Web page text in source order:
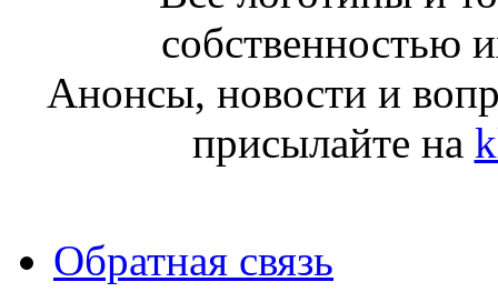
собственностью
Анонсы, новости и
присылайте на
Обратная связь